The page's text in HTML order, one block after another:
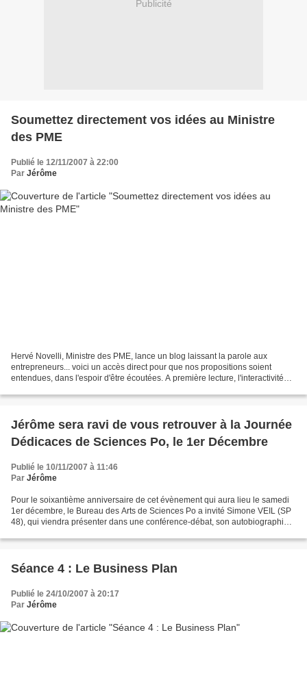
Publicité
Soumettez directement vos idées au Ministre
des PME
Publié le 12/11/2007 à 22:00
Par Jérôme
Hervé Novelli, Ministre des PME, lance un blog laissant la parole aux
entrepreneurs... voici un accès direct pour que nos propositions soient
entendues, dans l'espoir d'être écoutées. A première lecture, l'interactivité
Jérôme sera ravi de vous retrouver à la Journée
Dédicaces de Sciences Po, le 1er Décembre
Publié le 10/11/2007 à 11:46
Par Jérôme
Pour le soixantième anniversaire de cet évènement qui aura lieu le samedi
1er décembre, le Bureau des Arts de Sciences Po a invité Simone VEIL (SP
48), qui viendra présenter dans une conférence-débat, son autobiographie à
Séance 4 : Le Business Plan
Publié le 24/10/2007 à 20:17
Par Jérôme